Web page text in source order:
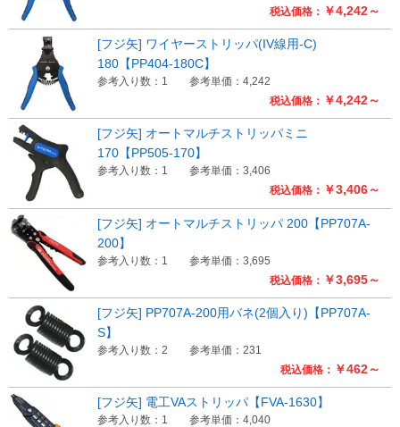
ログアウト
税込価格： ￥4,242～
税込価格： ￥4,242～
[フジ矢] ワイヤーストリッパ(IV線用-C)
180【PP404-180C】
参考入り数：1 参考単価：4,242
税込価格： ￥3,406～
[フジ矢] オートマルチストリッパミニ
170【PP505-170】
参考入り数：1 参考単価：3,406
税込価格： ￥3,695～
[フジ矢] オートマルチストリッパ 200【PP707A-
200】
参考入り数：1 参考単価：3,695
税込価格： ￥462～
[フジ矢] PP707A-200用バネ(2個入り)【PP707A-
S】
参考入り数：2 参考単価：231
[フジ矢] 電工VAストリッパ【FVA-1630】
参考入り数：1 参考単価：4,040